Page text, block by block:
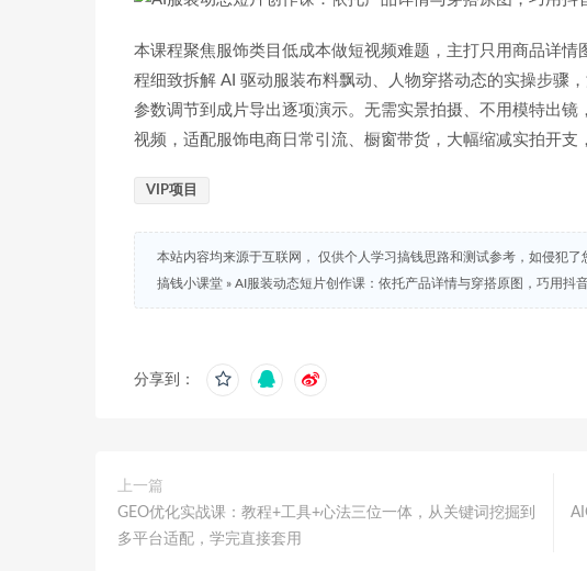
本课程聚焦服饰类目低成本做短视频难题，主打只用商品详
程细致拆解 AI 驱动服装布料飘动、人物穿搭动态的实操步骤
参数调节到成片导出逐项演示。无需实景拍摄、不用模特出
视频，适配服饰电商日常引流、橱窗带货，大幅缩减实拍开支
VIP项目
本站内容均来源于互联网， 仅供个人学习搞钱思路和测试参考，如侵犯
搞钱小课堂 » AI服装动态短片创作课：依托产品详情与穿搭原图，巧用抖
分享到：
上一篇
GEO优化实战课：教程+工具+心法三位一体，从关键词挖掘到
多平台适配，学完直接套用